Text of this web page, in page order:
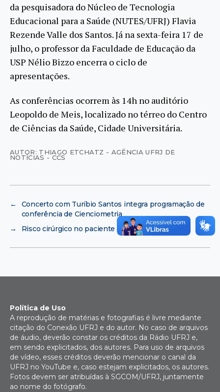
da pesquisadora do Núcleo de Tecnologia
Educacional para a Saúde (NUTES/UFRJ) Flavia
Rezende Valle dos Santos. Já na sexta-feira 17 de
julho, o professor da Faculdade de Educação da
USP Nélio Bizzo encerra o ciclo de
apresentações.
As conferências ocorrem às 14h no auditório
Leopoldo de Meis, localizado no térreo do Centro
de Ciências da Saúde, Cidade Universitária.
AUTOR: THIAGO ETCHATZ - AGÊNCIA UFRJ DE
NOTÍCIAS - CCS
←
Concerto com Turíbio Santos integra programação de
conferência de Cienciometria
→
Risco cirúrgico no paciente com angina
Política de Uso
A reprodução de matérias e fotografias é livre mediante
citação do Conexão UFRJ e do autor. No caso de arquivos
de áudio, deverão constar os créditos da Rádio UFRJ e,
em sendo explicitados, dos autores. Para uso de arquivos
de vídeo, esses créditos deverão mencionar o canal da
UFRJ no YouTube e, caso estejam explicitados, os autores.
Fotos devem ser atribuídas à SGCOM/UFRJ, juntamente
ao nome do fotógrafo.